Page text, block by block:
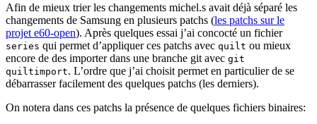
Afin de mieux trier les changements michel.s avait déjà séparé les
changements de Samsung en plusieurs patchs (les patchs sur le
projet e60-open). Après quelques essai j’ai concocté un fichier
series qui permet d’appliquer ces patchs avec quilt ou mieux
encore de des importer dans une branche git avec git
quiltimport. L’ordre que j’ai choisit permet en particulier de se
débarrasser facilement des quelques patchs (les derniers).
On notera dans ces patchs la présence de quelques fichiers binaires: